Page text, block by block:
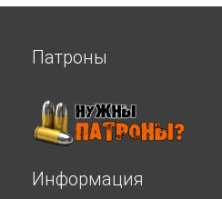
Патроны
Информация